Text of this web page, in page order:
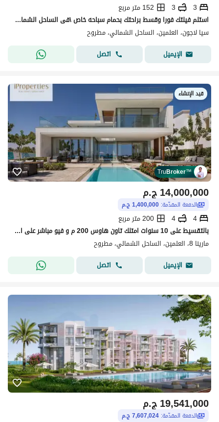
3
3
152 متر مربع
استلم فيلتك فورا وقسط براحتك بحمام سباحه خاص \فى الساحل الشمالى بجوار مارينا
سيا لاجون، العلمين، الساحل الشمالي، مطروح
الإيميل
اتصل
قيد الإنشاء
TruBroker™
ج.م14,000,000
الدفعة المقدّمة: 1,400,000 ج.م
4
4
200 متر مربع
بالتقسيط على 10 سنوات امتلك تاون هاوس 200 م و فيو مباشر على البحرفى الساحل القديم متشطب بالكامل
مارينا 8، العلمين، الساحل الشمالي، مطروح
الإيميل
اتصل
ج.م19,541,000
الدفعة المقدّمة: 7,607,024 ج.م